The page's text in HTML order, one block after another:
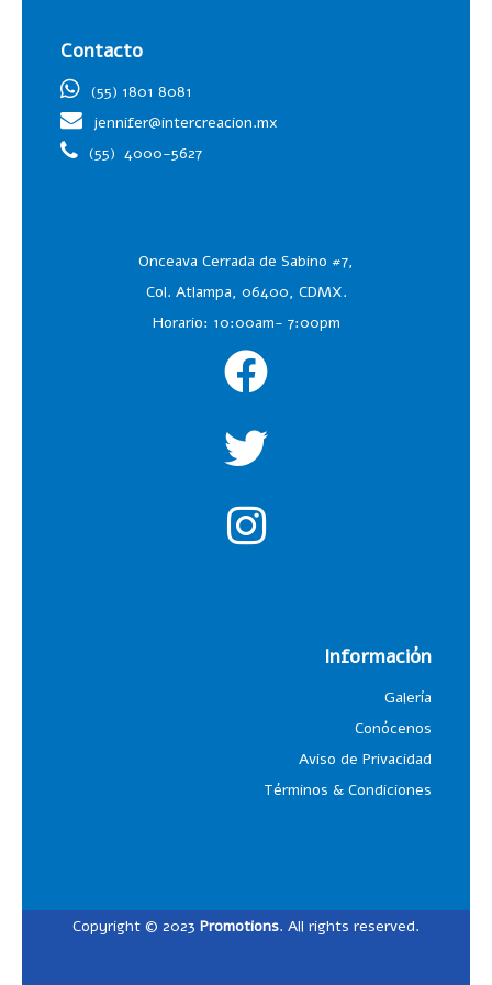
Contacto
(55) 1801 8081
jennifer@intercreacion.mx
(55) 4000-5627
Onceava Cerrada de Sabino #7,
Col. Atlampa, 06400, CDMX.
Horario: 10:00am- 7:00pm
Información
Galería
Conócenos
Aviso de Privacidad
Términos & Condiciones
Copyright © 2023 Promotions. All rights reserved.